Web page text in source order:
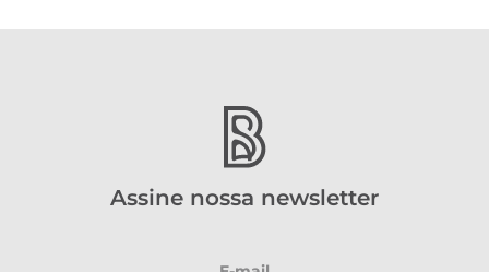
Assine nossa newsletter